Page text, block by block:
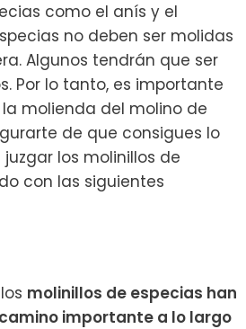
como el anís y el
no deben ser molidas
Algunos tendrán que ser
Por lo tanto, es importante
molienda del molino de
de que consigues lo
los molinillos de
con las siguientes
molinillos de especias han
importante a lo largo